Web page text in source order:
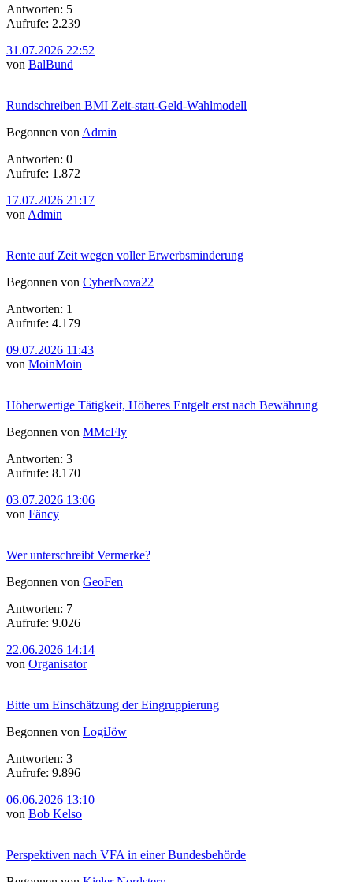
Antworten: 5
Aufrufe: 2.239
31.07.2026 22:52
von BalBund
Rundschreiben BMI Zeit-statt-Geld-Wahlmodell
Begonnen von Admin
Antworten: 0
Aufrufe: 1.872
17.07.2026 21:17
von Admin
Rente auf Zeit wegen voller Erwerbsminderung
Begonnen von CyberNova22
Antworten: 1
Aufrufe: 4.179
09.07.2026 11:43
von MoinMoin
Höherwertige Tätigkeit, Höheres Entgelt erst nach Bewährung
Begonnen von MMcFly
Antworten: 3
Aufrufe: 8.170
03.07.2026 13:06
von Fäncy
Wer unterschreibt Vermerke?
Begonnen von GeoFen
Antworten: 7
Aufrufe: 9.026
22.06.2026 14:14
von Organisator
Bitte um Einschätzung der Eingruppierung
Begonnen von LogiJöw
Antworten: 3
Aufrufe: 9.896
06.06.2026 13:10
von Bob Kelso
Perspektiven nach VFA in einer Bundesbehörde